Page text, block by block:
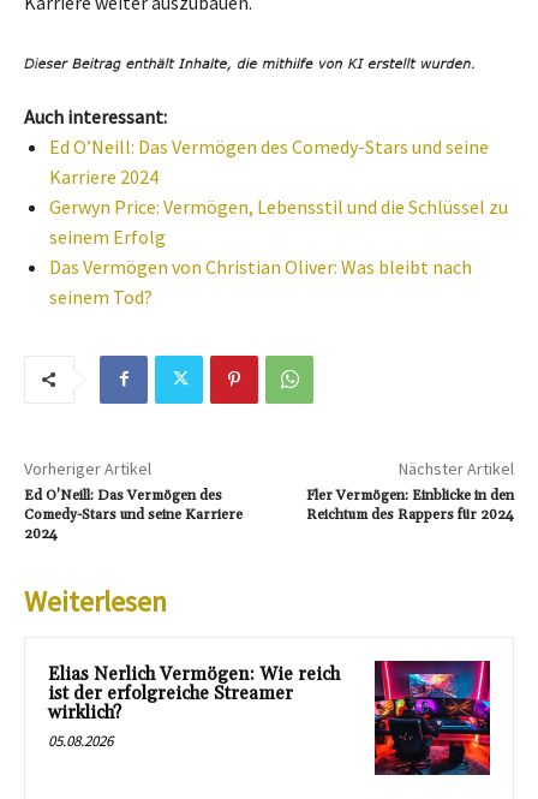
Auch interessant:
Ed O’Neill: Das Vermögen des Comedy-Stars und seine
Karriere 2024
Gerwyn Price: Vermögen, Lebensstil und die Schlüssel zu
seinem Erfolg
Das Vermögen von Christian Oliver: Was bleibt nach
seinem Tod?
Vorheriger Artikel
Ed O’Neill: Das Vermögen des
Comedy-Stars und seine Karriere
2024
Nächster Artikel
Fler Vermögen: Einblicke in den
Reichtum des Rappers für 2024
Weiterlesen
Elias Nerlich Vermögen: Wie reich
ist der erfolgreiche Streamer
wirklich?
05.08.2026